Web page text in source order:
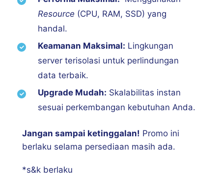
Resource (CPU, RAM, SSD) yang
handal.
Keamanan Maksimal: Lingkungan
server terisolasi untuk perlindungan
data terbaik.
Upgrade Mudah: Skalabilitas instan
sesuai perkembangan kebutuhan Anda.
Jangan sampai ketinggalan! Promo ini
berlaku selama persediaan masih ada.
*s&k berlaku